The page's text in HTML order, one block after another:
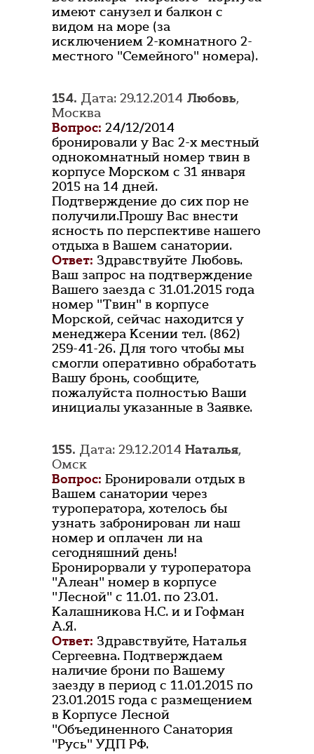
имеют санузел и балкон с
видом на море (за
исключением 2-комнатного 2-
местного "Семейного" номера).
154. Дата: 29.12.2014 Любовь,
Москва
Вопрос: 24/12/2014
бронировали у Вас 2-х местный
однокомнатный номер твин в
корпусе Морском с 31 января
2015 на 14 дней.
Подтверждение до сих пор не
получили.Прошу Вас внести
ясность по перспективе нашего
отдыха в Вашем санатории.
Ответ: Здравствуйте Любовь.
Ваш запрос на подтверждение
Вашего заезда с 31.01.2015 года
номер "Твин" в корпусе
Морской, сейчас находится у
менеджера Ксении тел. (862)
259-41-26. Для того чтобы мы
смогли оперативно обработать
Вашу бронь, сообщите,
пожалуйста полностью Ваши
инициалы указанные в Заявке.
155. Дата: 29.12.2014 Наталья,
Омск
Вопрос: Бронировали отдых в
Вашем санатории через
туроператора, хотелось бы
узнать забронирован ли наш
номер и оплачен ли на
сегодняшний день!
Бронирорвали у туроператора
"Алеан" номер в корпусе
"Лесной" с 11.01. по 23.01.
Калашникова Н.С. и и Гофман
А.Я.
Ответ: Здравствуйте, Наталья
Сергеевна. Подтверждаем
наличие брони по Вашему
заезду в период с 11.01.2015 по
23.01.2015 года с размещением
в Корпусе Лесной
"Объединенного Санатория
"Русь" УДП РФ.